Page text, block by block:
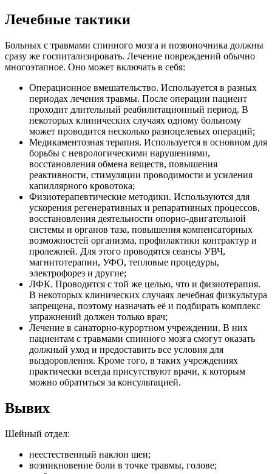
Лечебные тактики
Больных с травмами спинного мозга и позвоночника должны
сразу же госпитализировать. Лечение повреждений обычно
многоэтапное. Оно может включать в себя:
Операционное вмешательство. Используется в разных
периодах лечения травмы. После операции пациент
проходит длительный реабилитационный период. В
некоторых клинических случаях одному больному
может проводится несколько разноцелевых операций;
Медикаментозная терапия. Используется в основном для
борьбы с неврологическими нарушениями,
восстановления обмена веществ, повышения
реактивности, стимуляции проводимости и усиления
капиллярного кровотока;
Физиотерапевтические методики. Используются для
ускорения регенеративных и репаративных процессов,
восстановления деятельности опорно-двигательной
системы и органов таза, повышения компенсаторных
возможностей организма, профилактики контрактур и
пролежней. Для этого проводятся сеансы УВЧ,
магнитотерапии, УФО, тепловые процедуры,
электрофорез и другие;
ЛФК. Проводится с той же целью, что и физиотерапия.
В некоторых клинических случаях лечебная физкультура
запрещена, поэтому назначать её и подбирать комплекс
упражнений должен только врач;
Лечение в санаторно-курортном учреждении. В них
пациентам с травмами спинного мозга смогут оказать
должный уход и предоставить все условия для
выздоровления. Кроме того, в таких учреждениях
практически всегда присутствуют врачи, к которым
можно обратиться за консультацией.
Вывих
Шейный отдел:
неестественный наклон шеи;
возникновение боли в точке травмы, голове;